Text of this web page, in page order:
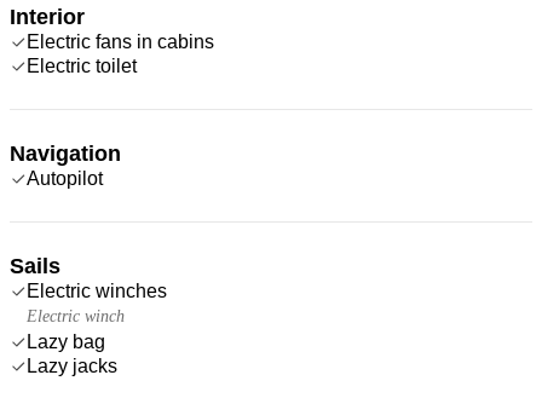
Interior
Electric fans in cabins
Electric toilet
Navigation
Autopilot
Sails
Electric winches
Electric winch
Lazy bag
Lazy jacks